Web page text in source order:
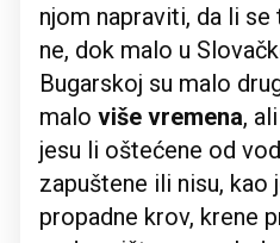
njom napraviti, da li
ne, dok malo u
Bugarskoj su malo
malo više vremena,
jesu li oštećene od
zapuštene ili nisu, kao
propadne krov, krene